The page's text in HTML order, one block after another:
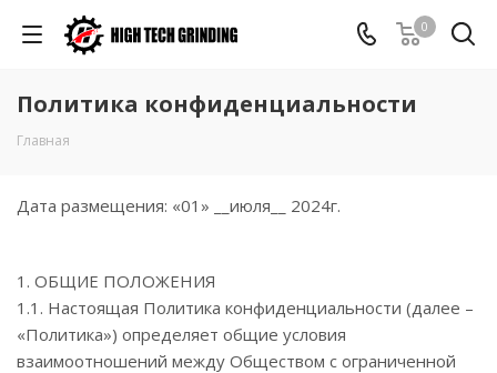
0
Политика конфиденциальности
Главная
Дата размещения: «01» __июля__ 2024г.
1. ОБЩИЕ ПОЛОЖЕНИЯ
1.1. Настоящая Политика конфиденциальности (далее –
«Политика») определяет общие условия
взаимоотношений между Обществом с ограниченной